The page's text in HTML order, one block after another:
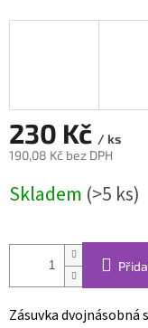
230 Kč / ks
190,08 Kč bez DPH
cena:
Skladem (>5 ks)
Zásuvka dvojnásobná